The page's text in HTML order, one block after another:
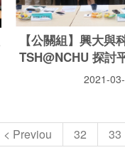
【公關組】興大與
TSH@NCHU 探討
議題
2021-
< Previou 32 33